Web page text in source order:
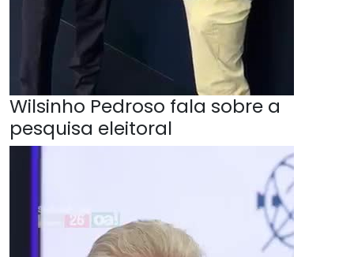
Wilsinho Pedroso fala sobre a
pesquisa eleitoral